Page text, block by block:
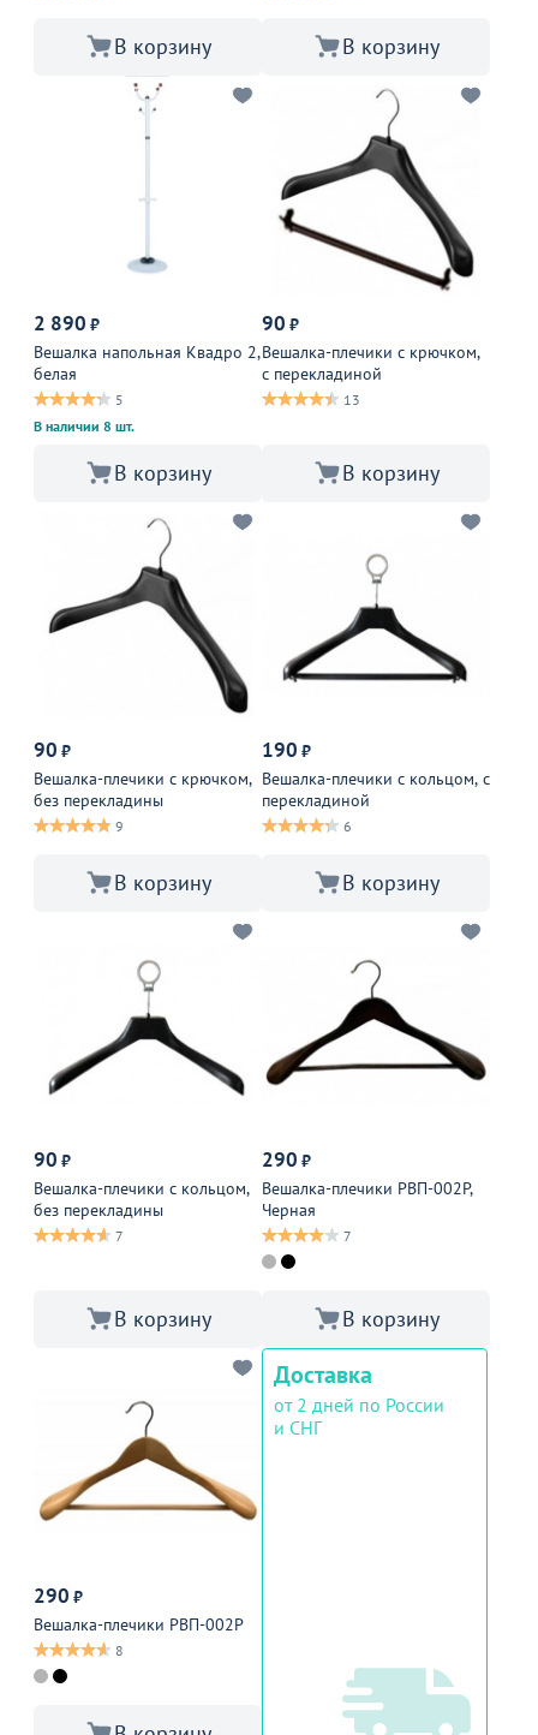
В корзину В корзину
2 890 ₽
Вешалка напольная Квадро 2,
белая
5
В наличии 8 шт.
В корзину
90 ₽
Вешалка-плечики с крючком,
с перекладиной
13
В корзину
90 ₽
Вешалка-плечики с крючком,
без перекладины
9
В корзину
190 ₽
Вешалка-плечики с кольцом, с
перекладиной
6
В корзину
90 ₽
Вешалка-плечики с кольцом,
без перекладины
7
В корзину
290 ₽
Вешалка-плечики РВП-002Р,
Черная
7
В корзину
290 ₽
Вешалка-плечики РВП-002Р
8
Доставка
от 2 дней по России
и СНГ